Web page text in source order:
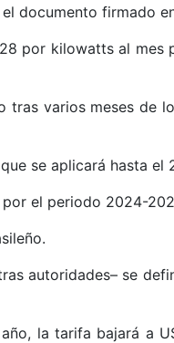
documento firmado
por kilowatts al
varios meses de
se aplicará hasta el
el periodo 2024-
autoridades– se
la tarifa bajará a